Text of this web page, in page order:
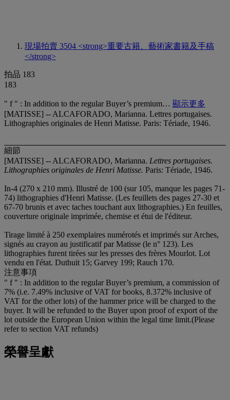
現場拍賣 3504 <strong>重要古籍、藝術家書籍及手稿
</strong>
拍品 183
183
" f " : In addition to the regular Buyer’s premium… 顯示更多
[MATISSE] -- ALCAFORADO, Marianna. Lettres portugaises.
Lithographies originales de Henri Matisse. Paris: Tériade, 1946.
細節
[MATISSE] -- ALCAFORADO, Marianna. Lettres portugaises.
Lithographies originales de Henri Matisse. Paris: Tériade, 1946.
In-4 (270 x 210 mm). Illustré de 100 (sur 105, manque les pages 71-
74) lithographies d'Henri Matisse. (Les feuillets des pages 27-30 et
67-70 brunis et avec taches touchant aux lithographies.) En feuilles,
couverture originale imprimée, chemise et étui de l'éditeur.
Tirage limité à 250 exemplaires numérotés et imprimés sur Arches,
signés au crayon au justificatif par Matisse (le n° 123). Les
lithographies furent tirées sur les presses des frères Mourlot. Lot
vendu en l'état. Duthuit 15; Garvey 199; Rauch 170.
注意事項
" f " : In addition to the regular Buyer’s premium, a commission of
7% (i.e. 7.49% inclusive of VAT for books, 8.372% inclusive of
VAT for the other lots) of the hammer price will be charged to the
buyer. It will be refunded to the Buyer upon proof of export of the
lot outside the European Union within the legal time limit.(Please
refer to section VAT refunds)
榮譽呈獻